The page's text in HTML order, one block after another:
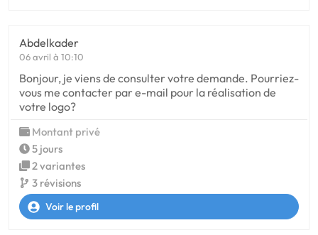
Abdelkader
06 avril à 10:10
Bonjour, je viens de consulter votre demande. Pourriez-
vous me contacter par e-mail pour la réalisation de
votre logo?
Montant privé
5 jours
2 variantes
3 révisions
Voir le profil